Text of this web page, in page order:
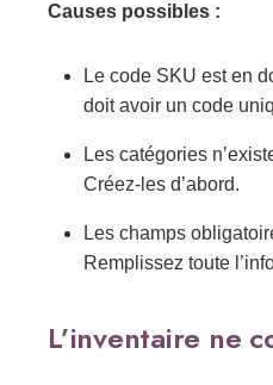
Causes possibles :
Le code SKU est en
doit avoir un code
Les catégories
Créez-les d’abord.
Les champs
Remplissez toute
L’inventaire ne